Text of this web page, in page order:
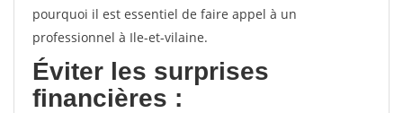
pourquoi il est essentiel de faire appel à un
professionnel à Ile-et-vilaine.
Éviter les surprises
financières :